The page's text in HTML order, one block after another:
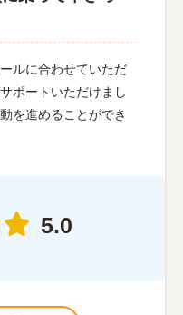
ルに合わせていただ
ポートいただけまし
を進めることができ
5.0